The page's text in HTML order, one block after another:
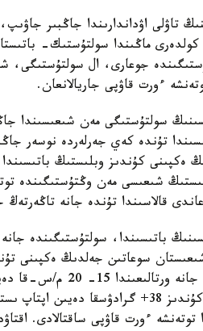
تاۋلى اۋداندارىندا جاڭبىر
جوعارى، ال سولتۇستىگى،
ءورت قاۋپى جاريالانعان.
سولتۇستىگى مەن شىعىسىندا
تۇندە كەي جەرلەردە نوسەر
شىعىسى مەن وڭتۇستىگىندە
قالاسىندا تۇندە جانە
باتىسىندا، سولتۇستىگىندە
سوعاتىن جەلدىڭ ەكپىنى
سولتۇستىگىندە
وڭتۇستىگىندە كۇندىز 38+
توتەنشە ءورت قاۋپى ساقتالادى.